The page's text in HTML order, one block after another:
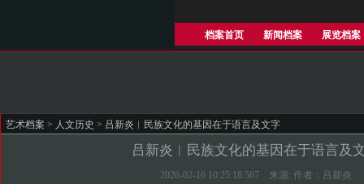
档案首页 新闻档案 展览档案
艺术档案 > 人文历史 > 吕新炎︱民族文化的基因在于语言及文字
吕新炎︱民族文化的基因在于语言及
2026-02-16 10:25:18.567 来源: 作者：吕新炎